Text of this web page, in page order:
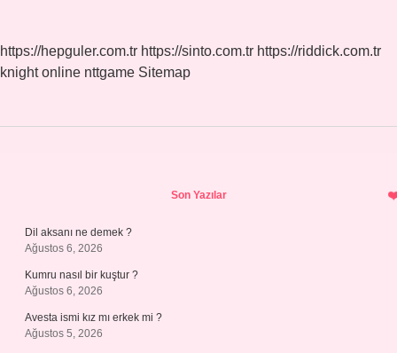
Efsanelerini
Kendine
Yapılan
Nedir
https://hepguler.com.tr https://sinto.com.tr https://riddick.com.tr
knight online nttgame Sitemap
Son Yazılar
Dil aksanı ne demek ?
Ağustos 6, 2026
Kumru nasıl bir kuştur ?
Ağustos 6, 2026
Avesta ismi kız mı erkek mi ?
Ağustos 5, 2026